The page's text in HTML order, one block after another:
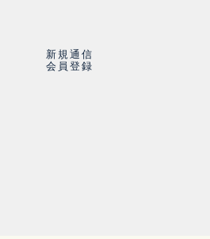
新規通信
会員登録